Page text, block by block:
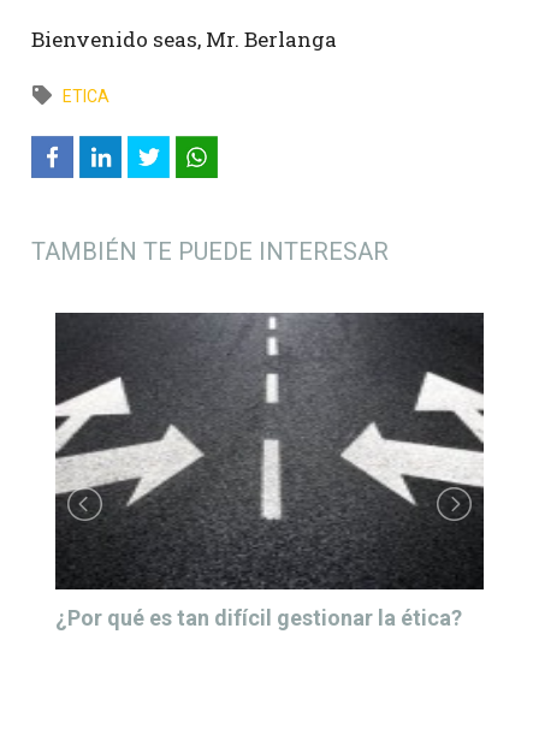
Bienvenido seas, Mr. Berlanga
ETICA
TAMBIÉN TE PUEDE INTERESAR
¿Por qué es tan difícil gestionar la ética?